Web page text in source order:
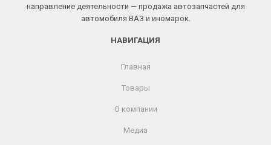
направление деятельности — продажа автозапчастей для
автомобиля ВАЗ и иномарок.
НАВИГАЦИЯ
Главная
Товары
О компании
Медиа